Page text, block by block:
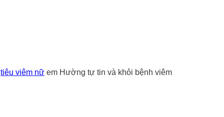
tiêu viêm nữ em Hường tự tin và khỏi bệnh viêm